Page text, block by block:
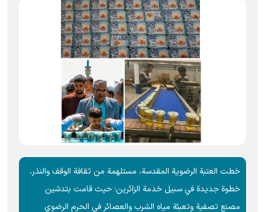
خطت العتبة الرضوية المقدسة، مستلهمة من ثقافة الوقف والنذر،
خطوة جديدة في سبيل خدمة الزائرين؛ حيث قامت بتدشين
مصنع تصفية وتعبئة مياه الشرب والعصائر في الحرم الرضوي